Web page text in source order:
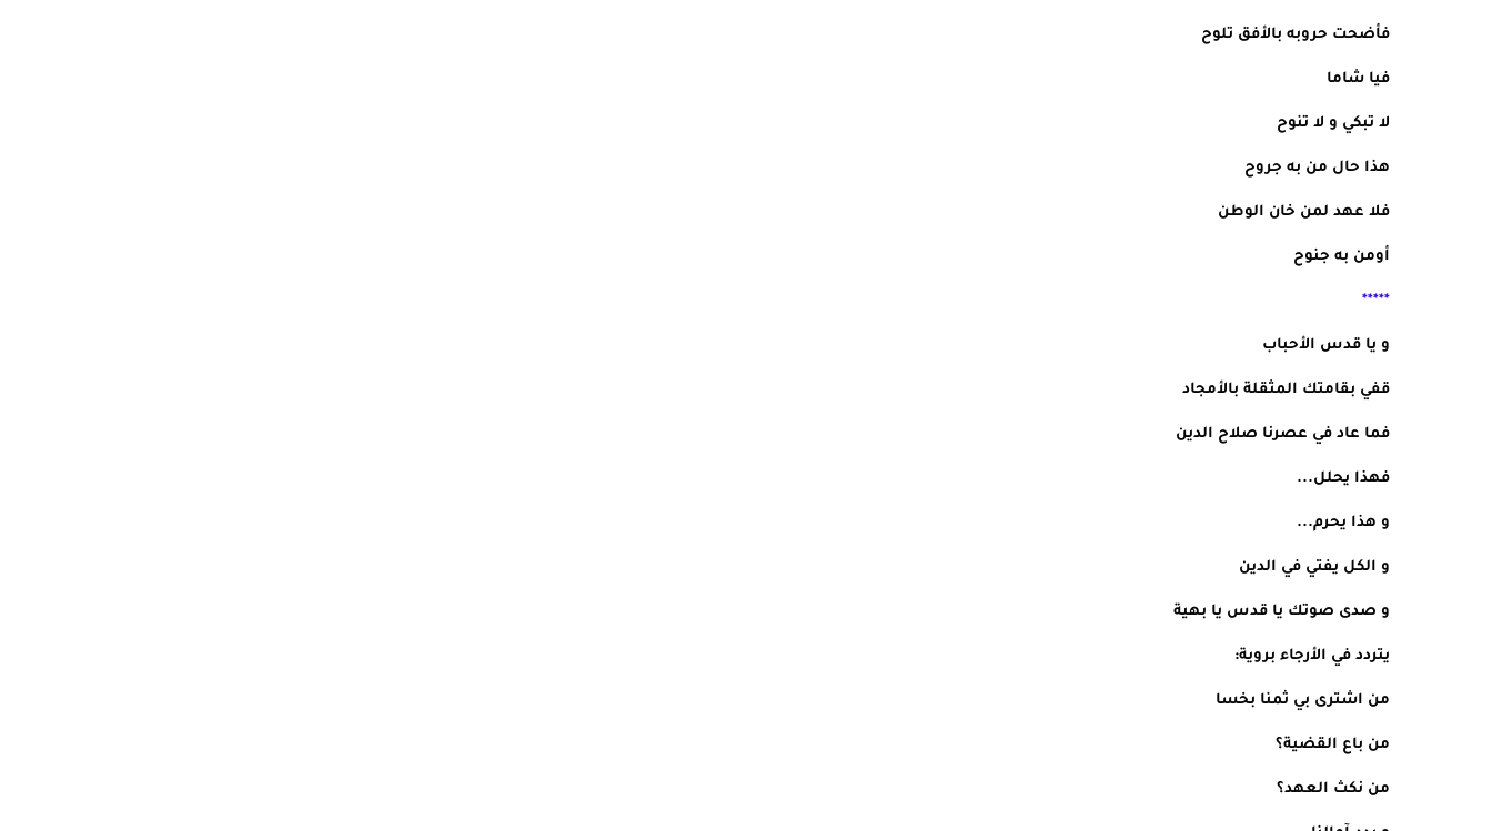
فأضحت حروبه بالأفق تلوح
فيا شاما
لا تبكي و لا تنوح
هذا حال من به جروح
فلا عهد لمن خان الوطن
أومن به جنوح
                                                                 *****
و يا قدس الأحباب
قفي بقامتك المثقلة بالأمجاد
فما عاد في عصرنا صلاح الدين
فهذا يحلل...
و هذا يحرم...
و الكل يفتي في الدين
و صدى صوتك يا قدس يا بهية
يتردد في الأرجاء بروية:
من اشترى بي ثمنا بخسا
من باع القضية؟
من نكث العهد؟